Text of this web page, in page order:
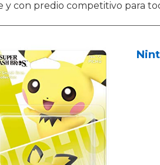
y con predio competitivo para